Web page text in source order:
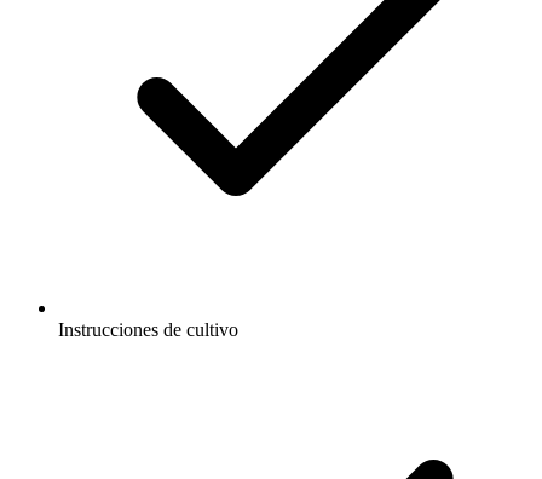
Instrucciones de cultivo